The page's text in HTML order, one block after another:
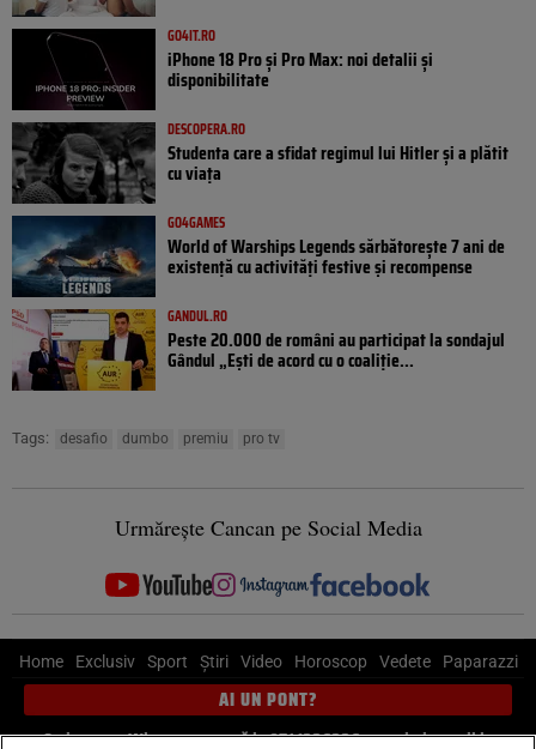
GO4IT.RO
iPhone 18 Pro și Pro Max: noi detalii și
disponibilitate
DESCOPERA.RO
Studenta care a sfidat regimul lui Hitler și a plătit
cu viața
GO4GAMES
World of Warships Legends sărbătorește 7 ani de
existență cu activități festive și recompense
GANDUL.RO
Peste 20.000 de români au participat la sondajul
Gândul „Ești de acord cu o coaliție...
Tags: desafio dumbo premiu pro tv
Urmărește Cancan pe Social Media
Home Exclusiv Sport Știri Video Horoscop Vedete Paparazzi
AI UN PONT?
Scrie-ne pe Whatsapp, sună la 0741226226 sau trimite mail la